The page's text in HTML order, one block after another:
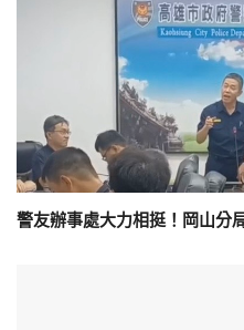
警友辦事處大力相挺！岡山分